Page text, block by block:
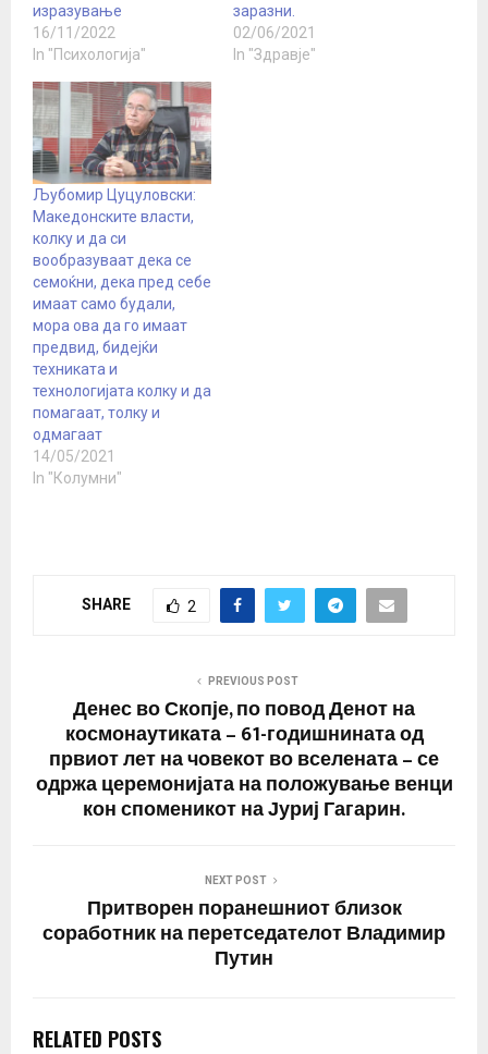
изразување
16/11/2022
In "Психологија"
заразни.
02/06/2021
In "Здравје"
Љубомир Цуцуловски:
Македонските власти,
колку и да си
вообразуваат дека се
семоќни, дека пред себе
имаат само будали,
мора ова да го имаат
предвид, бидејќи
техниката и
технологијата колку и да
помагаат, толку и
одмагаат
14/05/2021
In "Колумни"
SHARE 2
PREVIOUS POST
Денес во Скопје, по повод Денот на
космонаутиката – 61-годишнината од
првиот лет на човекот во вселената – се
одржа церемонијата на положување венци
кон споменикот на Јуриј Гагарин.
NEXT POST
Притворен поранешниот близок
соработник на перетседателот Владимир
Путин
RELATED POSTS